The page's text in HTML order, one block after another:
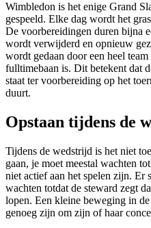
Wimbledon is het enige Grand
gespeeld. Elke dag wordt het
De voorbereidingen duren bijna
wordt verwijderd en opnieuw
wordt gedaan door een heel
fulltimebaan is. Dit betekent dat
staat ter voorbereiding op het
duurt.
Opstaan tijdens de
Tijdens de wedstrijd is het niet
gaan, je moet meestal wachten
niet actief aan het spelen zijn. Er
wachten totdat de steward zegt
lopen. Een kleine beweging in
genoeg zijn om zijn of haar